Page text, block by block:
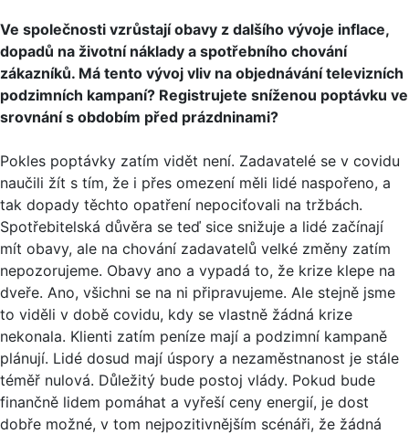
Ve společnosti vzrůstají obavy z dalšího vývoje inflace,
dopadů na životní náklady a spotřebního chování
zákazníků. Má tento vývoj vliv na objednávání televizních
podzimních kampaní? Registrujete sníženou poptávku ve
srovnání s obdobím před prázdninami?
Pokles poptávky zatím vidět není. Zadavatelé se v covidu
naučili žít s tím, že i přes omezení měli lidé naspořeno, a
tak dopady těchto opatření nepociťovali na tržbách.
Spotřebitelská důvěra se teď sice snižuje a lidé začínají
mít obavy, ale na chování zadavatelů velké změny zatím
nepozorujeme. Obavy ano a vypadá to, že krize klepe na
dveře. Ano, všichni se na ni připravujeme. Ale stejně jsme
to viděli v době covidu, kdy se vlastně žádná krize
nekonala. Klienti zatím peníze mají a podzimní kampaně
plánují. Lidé dosud mají úspory a nezaměstnanost je stále
téměř nulová. Důležitý bude postoj vlády. Pokud bude
finančně lidem pomáhat a vyřeší ceny energií, je dost
dobře možné, v tom nejpozitivnějším scénáři, že žádná